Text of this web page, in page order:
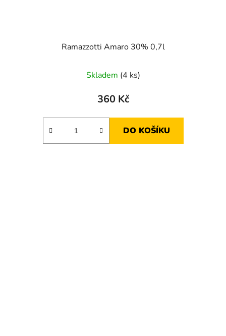
Ramazzotti Amaro 30% 0,7l
Skladem (4 ks)
360 Kč
DO KOŠÍKU